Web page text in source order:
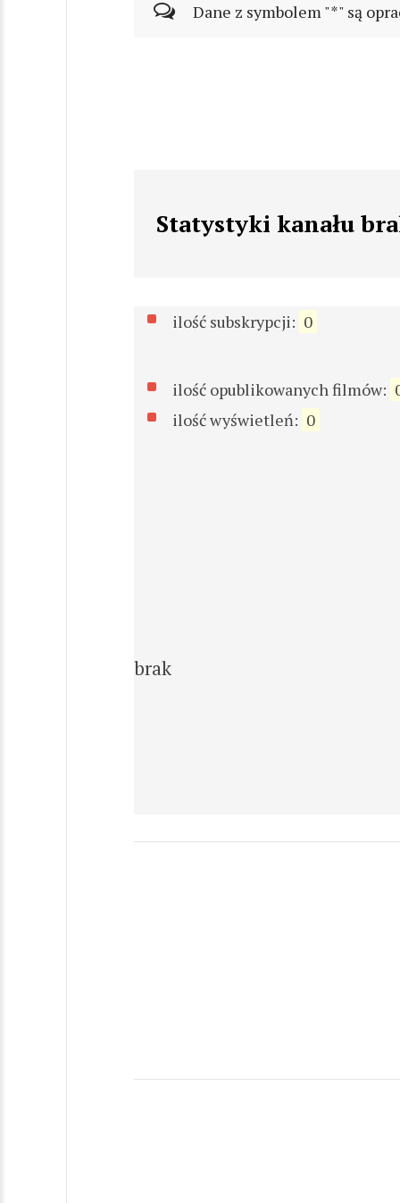
Dane z symbolem "*" są
Statystyki kanału
ilość subskrypcji: 0
ilość opublikowanych filmów:
ilość wyświetleń: 0
brak